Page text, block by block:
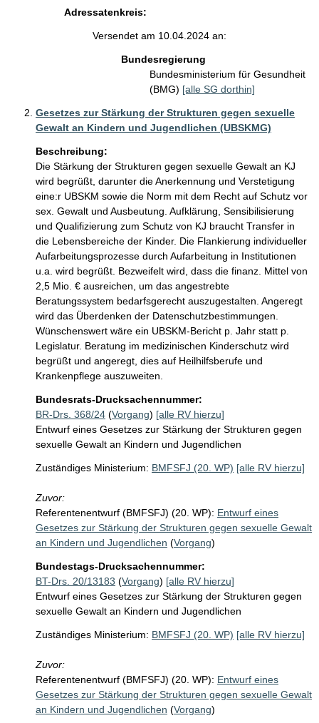
Adressatenkreis:
Versendet am 10.04.2024 an:
Bundesregierung
Bundesministerium für Gesundheit
(BMG) [alle SG dorthin]
Gesetzes zur Stärkung der Strukturen gegen sexuelle
Gewalt an Kindern und Jugendlichen (UBSKMG)
Beschreibung:
Die Stärkung der Strukturen gegen sexuelle Gewalt an KJ
wird begrüßt, darunter die Anerkennung und Verstetigung
eine:r UBSKM sowie die Norm mit dem Recht auf Schutz vor
sex. Gewalt und Ausbeutung. Aufklärung, Sensibilisierung
und Qualifizierung zum Schutz von KJ braucht Transfer in
die Lebensbereiche der Kinder. Die Flankierung individueller
Aufarbeitungsprozesse durch Aufarbeitung in Institutionen
u.a. wird begrüßt. Bezweifelt wird, dass die finanz. Mittel von
2,5 Mio. € ausreichen, um das angestrebte
Beratungssystem bedarfsgerecht auszugestalten. Angeregt
wird das Überdenken der Datenschutzbestimmungen.
Wünschenswert wäre ein UBSKM-Bericht p. Jahr statt p.
Legislatur. Beratung im medizinischen Kinderschutz wird
begrüßt und angeregt, dies auf Heilhilfsberufe und
Krankenpflege auszuweiten.
Bundesrats-Drucksachennummer:
BR-Drs. 368/24 (Vorgang) [alle RV hierzu]
Entwurf eines Gesetzes zur Stärkung der Strukturen gegen
sexuelle Gewalt an Kindern und Jugendlichen
Zuständiges Ministerium: BMFSFJ (20. WP) [alle RV hierzu]
Zuvor:
Referentenentwurf (BMFSFJ) (20. WP): Entwurf eines
Gesetzes zur Stärkung der Strukturen gegen sexuelle Gewalt
an Kindern und Jugendlichen (Vorgang)
Bundestags-Drucksachennummer:
BT-Drs. 20/13183 (Vorgang) [alle RV hierzu]
Entwurf eines Gesetzes zur Stärkung der Strukturen gegen
sexuelle Gewalt an Kindern und Jugendlichen
Zuständiges Ministerium: BMFSFJ (20. WP) [alle RV hierzu]
Zuvor:
Referentenentwurf (BMFSFJ) (20. WP): Entwurf eines
Gesetzes zur Stärkung der Strukturen gegen sexuelle Gewalt
an Kindern und Jugendlichen (Vorgang)